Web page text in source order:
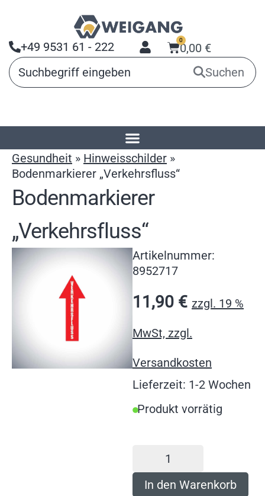
+49 9531 61 - 222 0,00 €
0
Suchen
»Arbeitsmittel für
Gesundheit » Hinweisschilder »
Bodenmarkierer „Verkehrsfluss“
Bodenmarkierer
„Verkehrsfluss“
Artikelnummer:
8952717
11,90 € zzgl. 19 %
MwSt, zzgl.
Versandkosten
Lieferzeit: 1-2 Wochen
Produkt vorrätig
In den Warenkorb